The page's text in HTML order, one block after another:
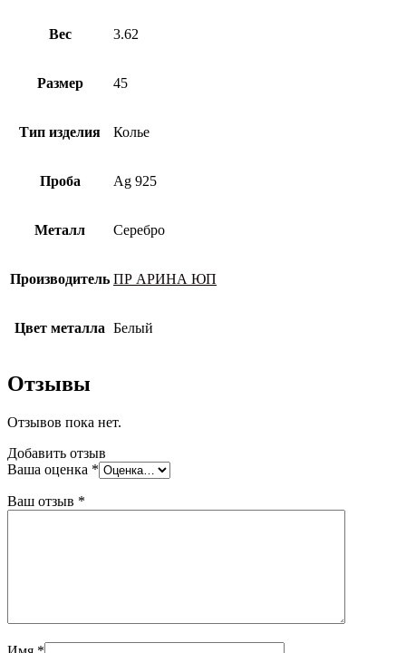
Вес 3.62
Размер 45
Тип изделия Колье
Проба Ag 925
Металл Серебро
Производитель ПР АРИНА ЮП
Цвет металла Белый
Отзывы
Отзывов пока нет.
Добавить отзыв
Ваша оценка *
Ваш отзыв *